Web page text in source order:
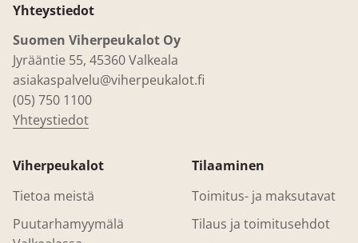
Yhteystiedot
Suomen Viherpeukalot Oy
Jyrääntie 55, 45360 Valkeala
asiakaspalvelu@viherpeukalot.fi
(05) 750 1100
Yhteystiedot
Viherpeukalot
Tietoa meistä
Puutarhamyymälä
Tilaaminen
Toimitus- ja maksutavat
Tilaus ja toimitusehdot